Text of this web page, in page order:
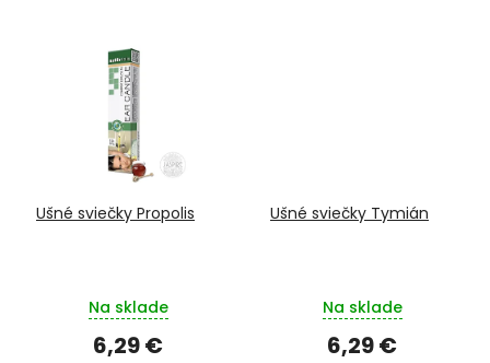
Ušné sviečky Propolis
Na sklade
6,29 €
Ušné sviečky Tymián
Na sklade
6,29 €